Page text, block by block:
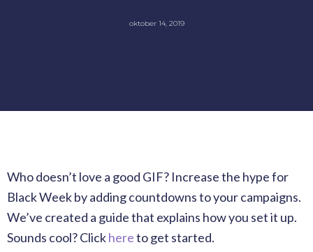
oktober 14, 2019
Who doesn’t love a good GIF? Increase the hype for
Black Week by adding countdowns to your campaigns.
We’ve created a guide that explains how you set it up.
Sounds cool? Clickhereto get started.